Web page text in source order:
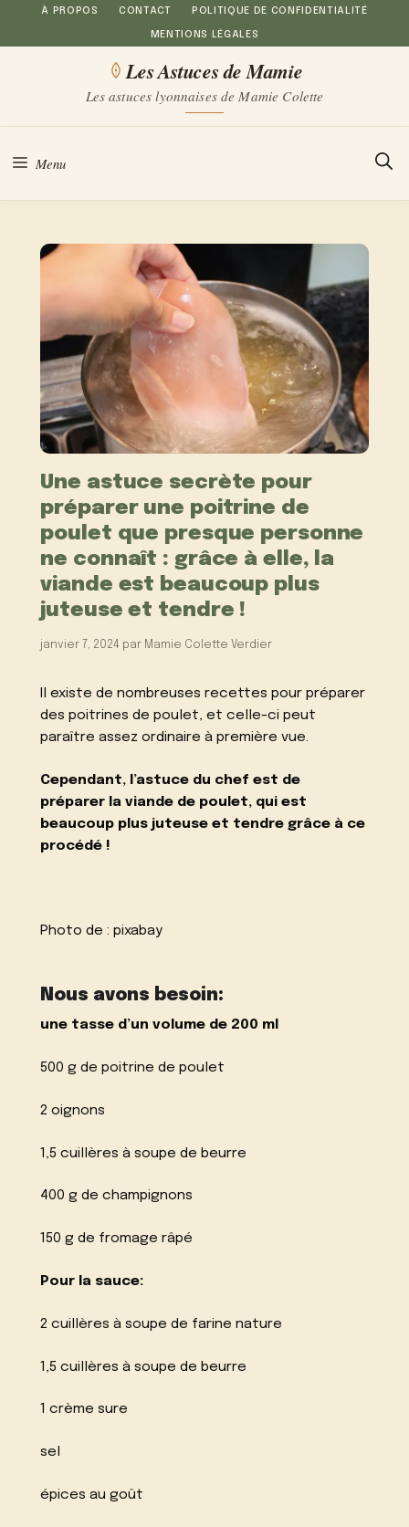
Aller
au
À PROPOS CONTACT POLITIQUE DE CONFIDENTIALITÉ
MENTIONS LÉGALES
Les Astuces de Mamie
Les astuces lyonnaises de Mamie Colette
Menu
Une astuce secrète pour
préparer une poitrine de
poulet que presque personne
ne connaît : grâce à elle, la
viande est beaucoup plus
juteuse et tendre !
janvier 7, 2024 par Mamie Colette Verdier
Il existe de nombreuses recettes pour préparer
des poitrines de poulet, et celle-ci peut
paraître assez ordinaire à première vue.
Cependant, l’astuce du chef est de
préparer la viande de poulet, qui est
beaucoup plus juteuse et tendre grâce à ce
procédé !
Photo de :pixabay
Nous avons besoin:
une tasse d’un volume de 200 ml
500 g de poitrine de poulet
2 oignons
1,5 cuillères à soupe de beurre
400 g de champignons
150 g de fromage râpé
Pour la sauce:
2 cuillères à soupe de farine nature
1,5 cuillères à soupe de beurre
1 crème sure
sel
épices au goût